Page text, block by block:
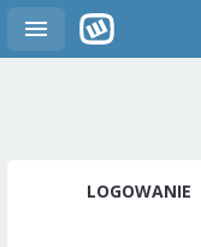
LOGOWANIE